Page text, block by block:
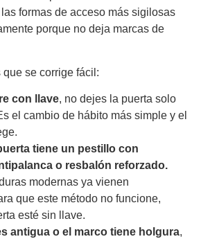
formas de acceso más sigilosas
porque no deja marcas de
se corrige fácil:
con llave, no dejes la puerta solo
el cambio de hábito más simple y el
tiene un pestillo con
o resbalón reforzado.
modernas ya vienen
que este método no funcione,
esté sin llave.
antigua o el marco tiene holgura,